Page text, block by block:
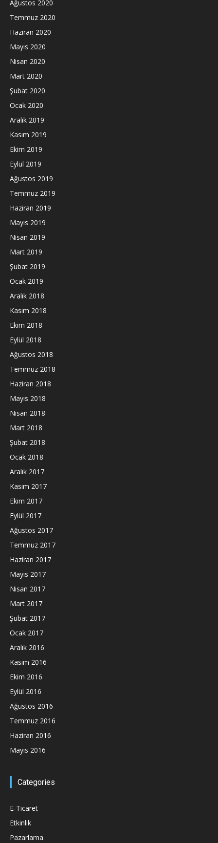
Ağustos 2020
Temmuz 2020
Haziran 2020
Mayıs 2020
Nisan 2020
Mart 2020
Şubat 2020
Ocak 2020
Aralık 2019
Kasım 2019
Ekim 2019
Eylül 2019
Ağustos 2019
Temmuz 2019
Haziran 2019
Mayıs 2019
Nisan 2019
Mart 2019
Şubat 2019
Ocak 2019
Aralık 2018
Kasım 2018
Ekim 2018
Eylül 2018
Ağustos 2018
Temmuz 2018
Haziran 2018
Mayıs 2018
Nisan 2018
Mart 2018
Şubat 2018
Ocak 2018
Aralık 2017
Kasım 2017
Ekim 2017
Eylül 2017
Ağustos 2017
Temmuz 2017
Haziran 2017
Mayıs 2017
Nisan 2017
Mart 2017
Şubat 2017
Ocak 2017
Aralık 2016
Kasım 2016
Ekim 2016
Eylül 2016
Ağustos 2016
Temmuz 2016
Haziran 2016
Mayıs 2016
Categories
E-Ticaret
Etkinlik
Pazarlama